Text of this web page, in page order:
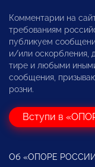
Комментарии на
требованиям
публикуем
и/или оскорбления,
тире и любыми
сообщения,
розни.
Вступи в
Об «ОПОРЕ